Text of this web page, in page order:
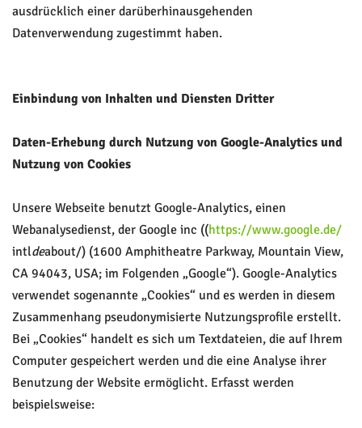
ausdrücklich einer darüberhinausgehenden
Datenverwendung zugestimmt haben.
Einbindung von Inhalten und Diensten Dritter
Daten-Erhebung durch Nutzung von Google-Analytics und
Nutzung von Cookies
Unsere Webseite benutzt Google-Analytics, einen
Webanalysedienst, der Google inc ((https://www.google.de/
intldeabout/) (1600 Amphitheatre Parkway, Mountain View,
CA 94043, USA; im Folgenden „Google“). Google-Analytics
verwendet sogenannte „Cookies“ und es werden in diesem
Zusammenhang pseudonymisierte Nutzungsprofile erstellt.
Bei „Cookies“ handelt es sich um Textdateien, die auf Ihrem
Computer gespeichert werden und die eine Analyse ihrer
Benutzung der Website ermöglicht. Erfasst werden
beispielsweise: